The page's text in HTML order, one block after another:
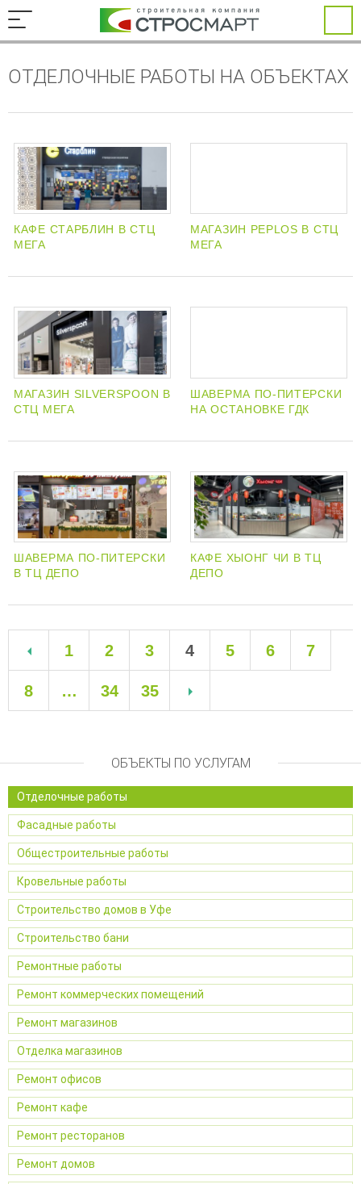
ОТДЕЛОЧНЫЕ РАБОТЫ НА ОБЪЕКТАХ
КАФЕ СТАРБЛИН В СТЦ
МЕГА
МАГАЗИН PEPLOS В СТЦ
МЕГА
МАГАЗИН SILVERSPOON В
СТЦ МЕГА
ШАВЕРМА ПО-ПИТЕРСКИ
НА ОСТАНОВКЕ ГДК
ШАВЕРМА ПО-ПИТЕРСКИ
В ТЦ ДЕПО
КАФЕ ХЫОНГ ЧИ В ТЦ
ДЕПО
1 2 3 4 5 6 7
8 … 34 35
ОБЪЕКТЫ ПО УСЛУГАМ
Отделочные работы
Фасадные работы
Общестроительные работы
Кровельные работы
Строительство домов в Уфе
Строительство бани
Ремонтные работы
Ремонт коммерческих помещений
Ремонт магазинов
Отделка магазинов
Ремонт офисов
Ремонт кафе
Ремонт ресторанов
Ремонт домов